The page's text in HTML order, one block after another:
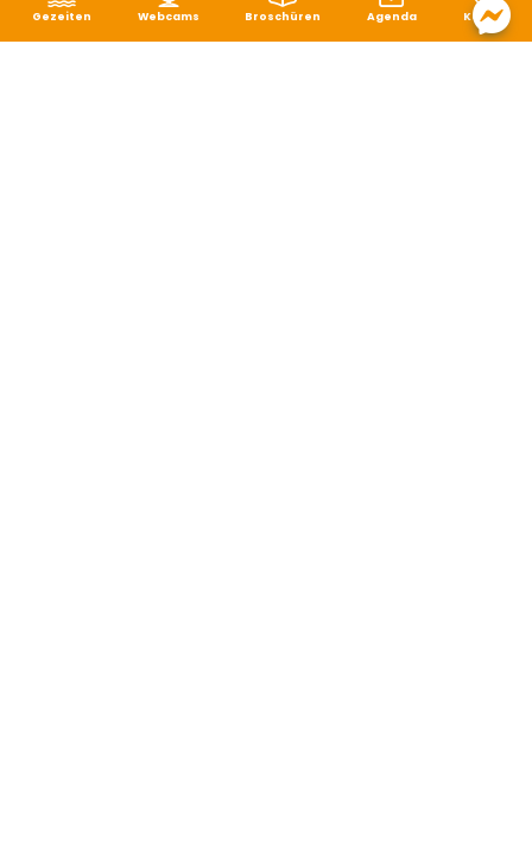
Gezeiten Webcams Broschüren Agenda Karte